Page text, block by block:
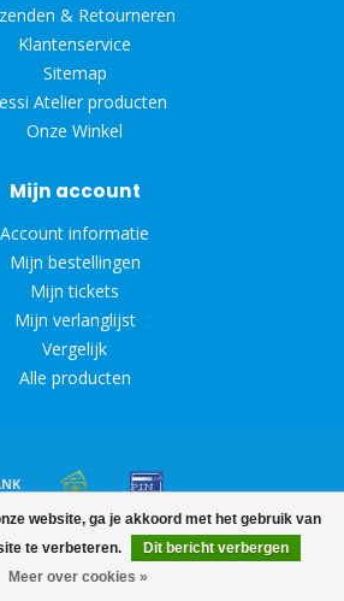
website, ga je akkoord met het gebruik van
te verbeteren.
Dit bericht verbergen
Meer over cookies »
& Retourneren
Klantenservice
Sitemap
Atelier producten
Onze Winkel
Mijn account
Account informatie
Mijn bestellingen
Mijn tickets
Mijn verlanglijst
Vergelijk
Alle producten
2026 Diveoutlet